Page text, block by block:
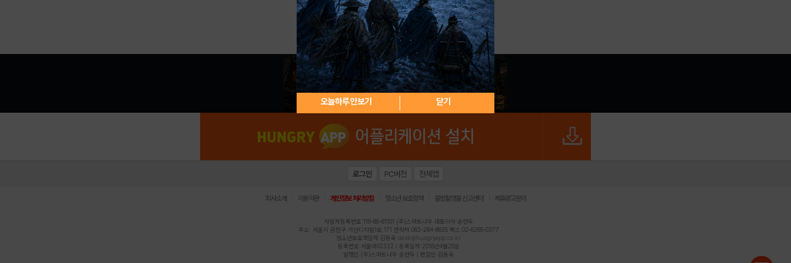
아이디 / 비밀번호 찾기 회원가입
오늘하루 안보기 닫기
로그인 PC버전 전체앱
회사소개 이용약관 개인정보 처리방침 청소년 보호정책 불법촬영물 신고센터 제휴광고문의
사업자등록번호:119-86-61101 (주)스마트나우 대표이사:송현두
주소: 서울시 금천구 가산디지털1로 171 연락처:063-284-8635 팩스:02-6265-0377
청소년보호책임자:김동욱 desk@hungryapp.co.kr
등록번호:서울아02322 | 등록일자:2016년4월25일
발행인:(주)스마트나우 송현두 | 편집인:김동욱